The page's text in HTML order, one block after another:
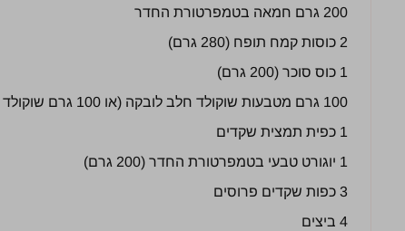
200 גרם חמאה בטמפרטורת החדר
2 כוסות קמח תופח (280 גרם)
1 כוס סוכר (200 גרם)
100 גרם מטבעות שוקולד חלב לובקה (או 100 גרם שוקולד חלב קצוץ גס)
1 כפית תמצית שקדים
1 יוגורט טבעי בטמפרטורת החדר (200 גרם)
3 כפות שקדים פרוסים
4 ביצים